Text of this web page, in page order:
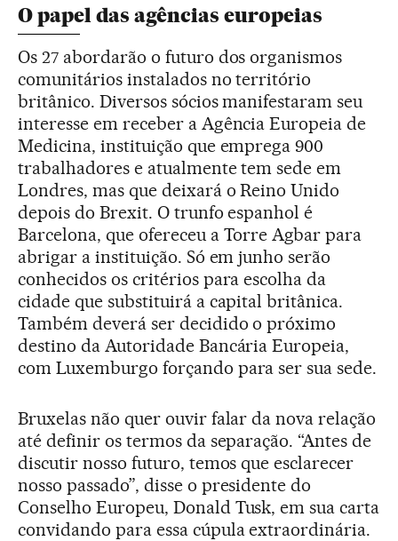
O papel das agências europeias
Os 27 abordarão o futuro dos organismos
comunitários instalados no território
britânico. Diversos sócios manifestaram seu
interesse em receber a Agência Europeia de
Medicina, instituição que emprega 900
trabalhadores e atualmente tem sede em
Londres, mas que deixará o Reino Unido
depois do Brexit. O trunfo espanhol é
Barcelona, que ofereceu a Torre Agbar para
abrigar a instituição. Só em junho serão
conhecidos os critérios para escolha da
cidade que substituirá a capital britânica.
Também deverá ser decidido o próximo
destino da Autoridade Bancária Europeia,
com Luxemburgo forçando para ser sua sede.
Bruxelas não quer ouvir falar da nova relação
até definir os termos da separação. “Antes de
discutir nosso futuro, temos que esclarecer
nosso passado”, disse o presidente do
Conselho Europeu, Donald Tusk, em sua carta
convidando para essa cúpula extraordinária.